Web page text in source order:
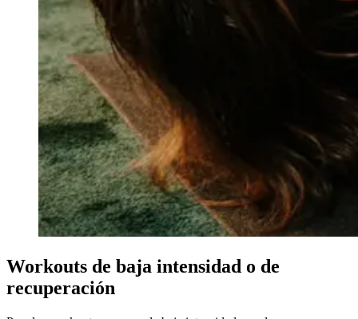
Workouts de baja intensidad o de
recuperación